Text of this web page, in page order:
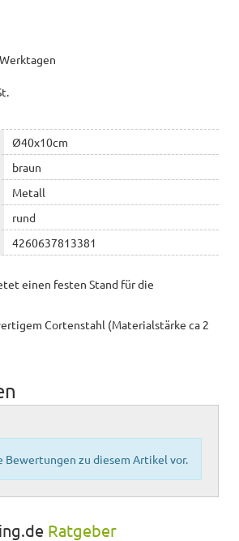
Ø40x10cm
braun
Metall
rund
4260637813381
einen festen Stand für die
Cortenstahl (Materialstärke ca 2
Bewertungen zu diesem Artikel vor.
Ratgeber